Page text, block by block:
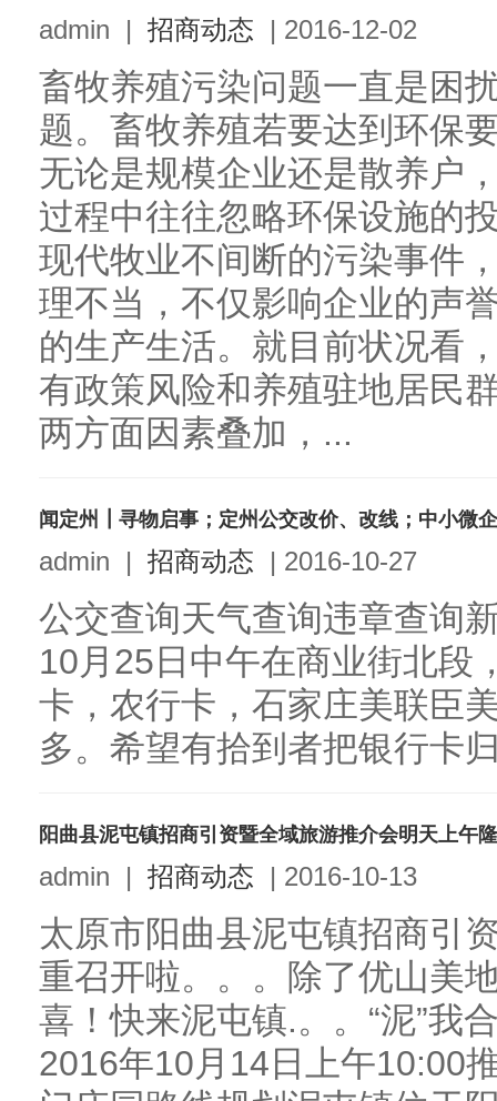
admin | 招商动态 | 2016-12-02
畜牧养殖污染问题一直是困
题。畜牧养殖若要达到环保
无论是规模企业还是散养户
过程中往往忽略环保设施的
现代牧业不间断的污染事件
理不当，不仅影响企业的声
的生产生活。就目前状况看
有政策风险和养殖驻地居民
两方面因素叠加，...
admin | 招商动态 | 2016-10-27
公交查询天气查询违章查询
10月25日中午在商业街北段
卡，农行卡，石家庄美联臣
多。希望有拾到者把银行卡
阳曲县泥屯镇招商引资暨全域旅游推介会明天上午
admin | 招商动态 | 2016-10-13
太原市阳曲县泥屯镇招商引
重召开啦。。。除了优山美
喜！快来泥屯镇.。。“泥”我
2016年10月14日上午10:00